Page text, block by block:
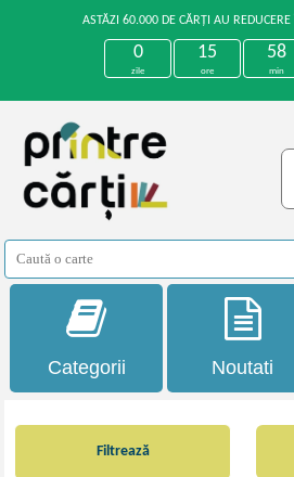
ASTĂZI 60.000 DE CĂRȚI AU
0
zile
15
ore
58
min
Categorii Noutati
Filtrează